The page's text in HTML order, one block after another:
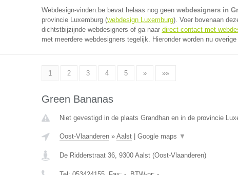
Webdesign-vinden.be bevat helaas nog geen webdesigners in
provincie Luxemburg (webdesign Luxemburg). Voer bovenaan
dichtstbijzijnde webdesigners of ga naar direct contact met
met meerdere webdesigners tegelijk. Hieronder worden nu
1 2 3 4 5 » »»
Green Bananas
Niet gevestigd in de plaats Grandhan en in de provincie
Oost-Vlaanderen» Aalst| Google maps ▼
De Ridderstraat 36, 9300 Aalst(Oost-Vlaanderen)